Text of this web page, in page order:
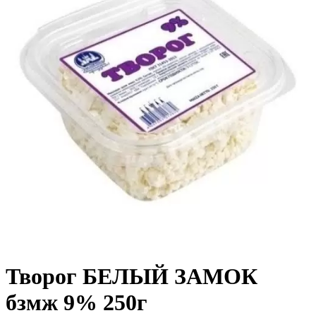
Творог БЕЛЫЙ ЗАМОК
бзмж 9% 250г